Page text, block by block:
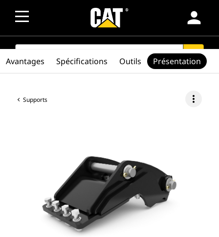
person
SEARCH search
Supports more_vert
Avantages Spécifications Outils Présentation